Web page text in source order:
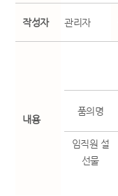
작성자 관리자
내용
품의명
임직원 설
선물